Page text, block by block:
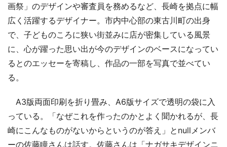
画祭」のデザインや審査員を務めるなど、長崎を拠点に幅
広く活躍するデザイナー。市内中心部の東古川町の出身
で、子どものころに狭い街並みに店が密集している風景
に、心が躍った思い出が今のデザインのベースになってい
るとのエッセーを寄稿し、作品の一部を写真で並べてい
る。
A3版両面印刷を折り畳み、A6版サイズで透明の袋に入
っている。「なぜこれを作ったのかとよく聞かれるが、長
崎にこんなものがないからというのが答え」とnullメンバ
ーの佐藤瞳さんは話す。佐藤さんは「ナガサキデザインニ